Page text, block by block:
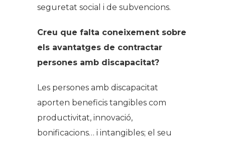
seguretat social i de subvencions.
Creu que falta coneixement sobre
els avantatges de contractar
persones amb discapacitat?
Les persones amb discapacitat
aporten beneficis tangibles com
productivitat, innovació,
bonificacions… i intangibles; el seu